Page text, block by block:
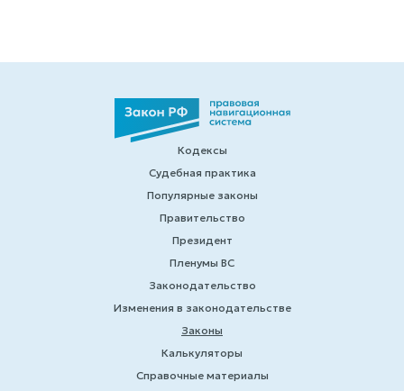
Кодексы
Судебная практика
Популярные законы
Правительство
Президент
Пленумы ВС
Законодательство
Изменения в законодательстве
Законы
Калькуляторы
Справочные материалы